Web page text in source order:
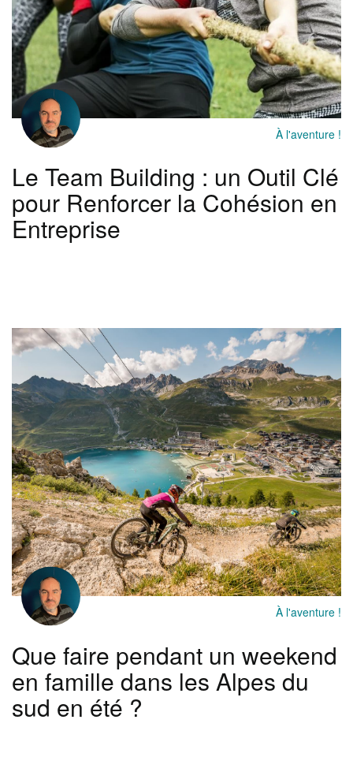
À l'aventure !
Le Team Building : un Outil Clé
pour Renforcer la Cohésion en
Entreprise
À l'aventure !
Que faire pendant un weekend
en famille dans les Alpes du
sud en été ?